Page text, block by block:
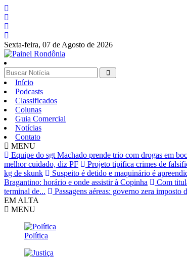
Sexta-feira, 07 de Agosto de 2026
Início
Podcasts
Classificados
Colunas
Guia Comercial
Notícias
Contato
MENU
Equipe do sgt Machado prende trio com drogas em
melhor cuidado, diz PF
Projeto tipifica crimes de
kg de skunk
Suspeito é detido e maquinário é
Bragantino: horário e onde assistir à Copinha
Com
terminal de...
Passagens aéreas: governo zera imposto
EM ALTA
MENU
Política